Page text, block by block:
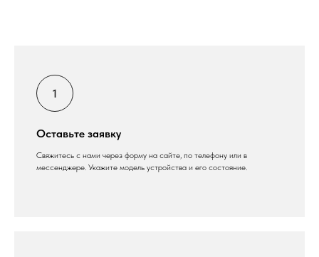
Оставьте заявку
Свяжитесь с нами через форму на сайте, по телефону или в
мессенджере. Укажите модель устройства и его состояние.